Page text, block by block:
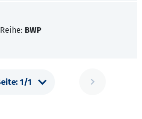
Reihe: BWP